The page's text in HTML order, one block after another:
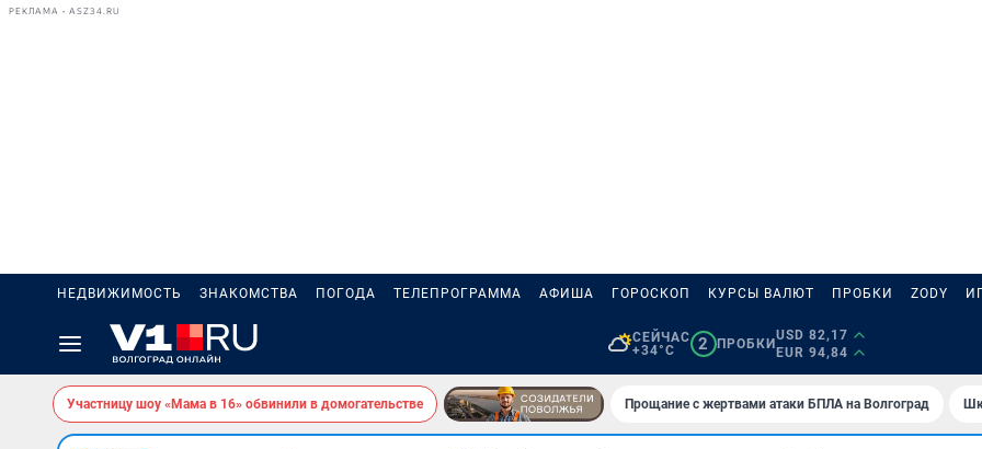
РЕКЛАМА • ASZ34.RU
НЕДВИЖИМОСТЬ ЗНАКОМСТВА ПОГОДА ТЕЛЕПРОГРАММА АФИША ГОРОСКОП КУРСЫ ВАЛЮТ ПРОБКИ ZODY
СЕЙЧАС
+34°C
2 ПРОБКИ
USD 82,17
EUR 94,84
Участницу шоу «Мама в 16» обвинили в домогательстве Прощание с жертвами атаки БПЛА на Волгоград